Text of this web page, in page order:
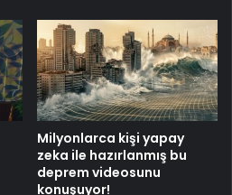
Milyonlarca kişi yapay
zeka ile hazırlanmış bu
deprem videosunu
konuşuyor!